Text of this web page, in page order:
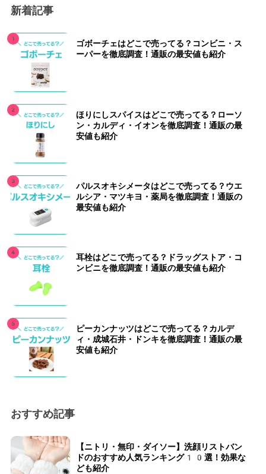
新着記事
ゴボーチェはどこで売ってる？コンビニ・ス
ーパーを徹底調査！通販の最安値も紹介
ほりにしスパイスはどこで売ってる？ローソ
ン・カルディ・イオンを徹底調査！通販の最
安値も紹介
パルスオキシメータはどこで売ってる？ウエ
ルシア・マツキヨ・薬局を徹底調査！通販の
最安値も紹介
耳栓はどこで売ってる？ドラッグストア・コ
ンビニを徹底調査！通販の最安値も紹介
ピーカンナッツはどこで売ってる？カルデ
ィ・成城石井・ドンキを徹底調査！通販の最
安値も紹介
おすすめ記事
【ニトリ・無印・ダイソー】洗顔リストバン
ドのおすすめ人気ランキング10選！効果な
ども紹介